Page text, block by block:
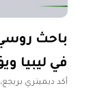
باحث
في ليبيا
أكد ديميتري